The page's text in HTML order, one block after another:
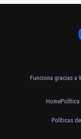
Funciona gracias a
HomePolítica
Políticas